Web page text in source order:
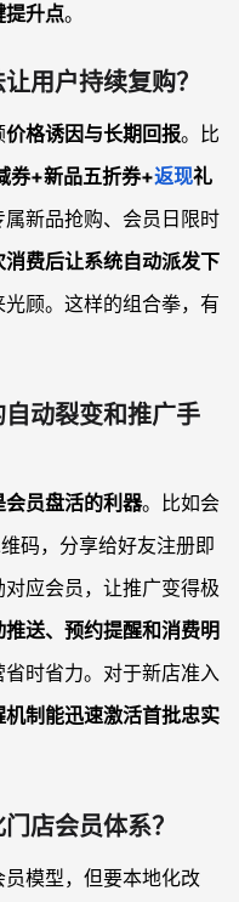
提升点。
用户持续复购？
价格诱因与长期回报。比
券+新品五折券+返现礼
新品抢购、会员日限时
消费后让系统自动派发下
顾。这样的组合拳，有
动裂变和推广手
员盘活的利器。比如会
码，分享给好友注册即
应会员，让推广变得极
送、预约提醒和消费明
省时省力。对于新店准入
制能迅速激活首批忠实
店会员体系？
模型，但要本地化改